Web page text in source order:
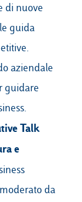
di nuove
guida
aziendale
guidare
Talk
e
da